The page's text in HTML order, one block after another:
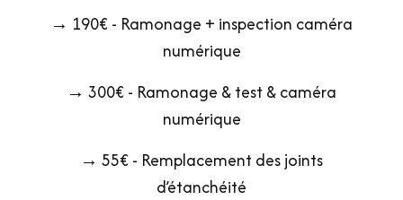
→ 190€ - Ramonage + inspection caméra
numérique
→ 300€ - Ramonage & test & caméra
numérique
→ 55€ - Remplacement des joints
d’étanchéité